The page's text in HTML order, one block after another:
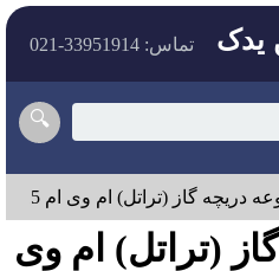
یدک تماس: 33951914-021
🔍
دريچه گاز (تراتل) ام وی ام 315
(تراتل) ام وی